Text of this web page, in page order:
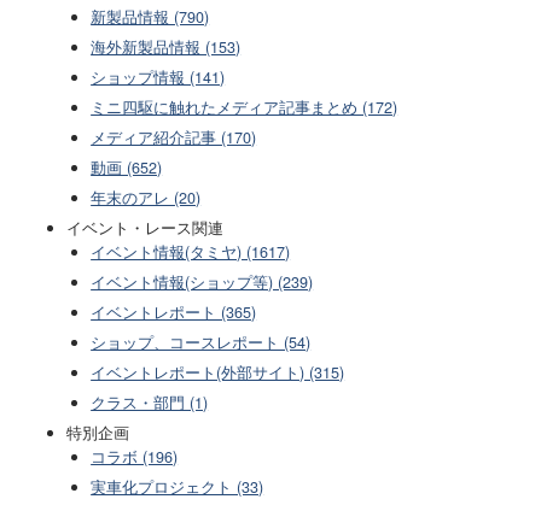
新製品情報 (790)
海外新製品情報 (153)
ショップ情報 (141)
ミニ四駆に触れたメディア記事まとめ (172)
メディア紹介記事 (170)
動画 (652)
年末のアレ (20)
イベント・レース関連
イベント情報(タミヤ) (1617)
イベント情報(ショップ等) (239)
イベントレポート (365)
ショップ、コースレポート (54)
イベントレポート(外部サイト) (315)
クラス・部門 (1)
特別企画
コラボ (196)
実車化プロジェクト (33)